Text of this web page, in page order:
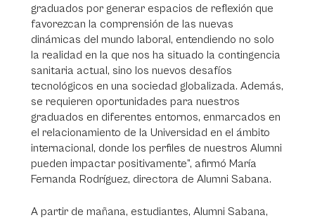
graduados por generar espacios de reflexión que
favorezcan la comprensión de las nuevas
dinámicas del mundo laboral, entendiendo no solo
la realidad en la que nos ha situado la contingencia
sanitaria actual, sino los nuevos desafíos
tecnológicos en una sociedad globalizada. Además,
se requieren oportunidades para nuestros
graduados en diferentes entornos, enmarcados en
el relacionamiento de la Universidad en el ámbito
internacional, donde los perfiles de nuestros Alumni
pueden impactar positivamente”, afirmó María
Fernanda Rodríguez, directora de Alumni Sabana.
A partir de mañana, estudiantes, Alumni Sabana,